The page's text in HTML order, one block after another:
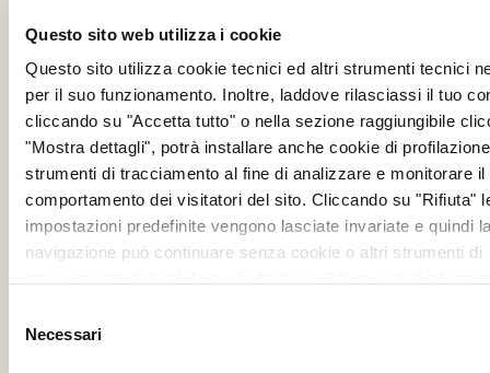
Questo sito web utilizza i cookie
Questo sito utilizza cookie tecnici ed altri strumenti tecnici
per il suo funzionamento. Inoltre, laddove rilasciassi il tuo
cliccando su "Accetta tutto" o nella sezione raggiungibile
"Mostra dettagli", potrà installare anche cookie di
strumenti di tracciamento al fine di analizzare e monitorare il
comportamento dei visitatori del sito. Cliccando su "Rifiuta"
impostazioni predefinite vengono lasciate invariate e quindi
navigazione può continuare senza cookie o altri strumenti di
delNecessari
all’illuminazione diffusa
vista del cielo stellato
attraverso la trasparenza
del tetto.
La serataprevede una
cena a buffet curata da
Felsinea Ristorazione
con prodotti a km 0
nell’ottica della
sostenibilità ambientale
cocktail bar con offerta